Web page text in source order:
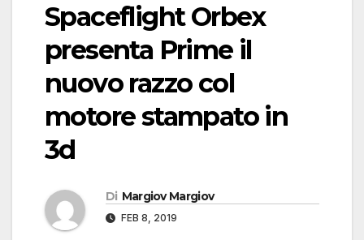
Spaceflight Orbex
presenta Prime il
nuovo razzo col
motore stampato in
3d
Di Margiov Margiov
FEB 8, 2019